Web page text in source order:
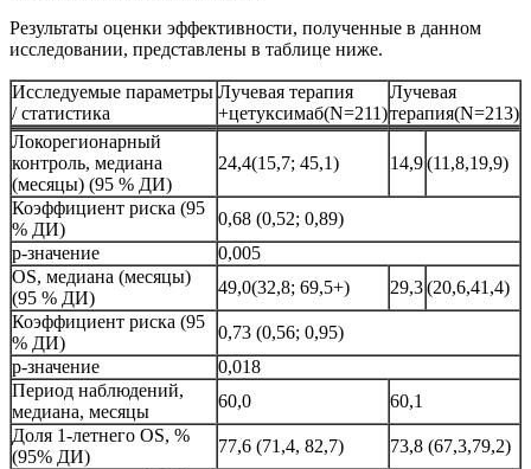
Результаты оценки эффективности, полученные в данном
исследовании, представлены в таблице ниже.
Исследуемые параметры
/ статистика
Лучевая терапия
+цетуксимаб(N=211)
Лучевая
терапия(N=213)
Локорегионарный
контроль, медиана
(месяцы) (95 % ДИ)
24,4(15,7; 45,1) 14,9(11,8,19,9)
Коэффициент риска (95
% ДИ)
0,68 (0,52; 0,89)
р-значение
0,005
OS, медиана (месяцы)
(95 % ДИ)
49,0(32,8; 69,5+) 29,3(20,6,41,4)
Коэффициент риска (95
% ДИ)
0,73 (0,56; 0,95)
р-значение
0,018
Период наблюдений,
медиана, месяцы
60,0
60,1
Доля 1-летнего OS, %
(95% ДИ)
77,6 (71,4, 82,7)
73,8 (67,3,79,2)